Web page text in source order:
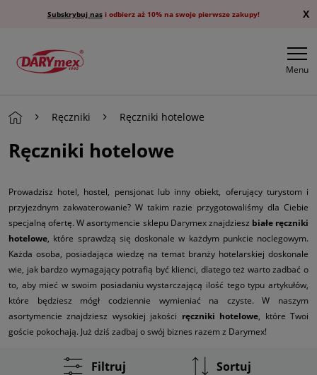
Subskrybuj nasi odbierz aż 10% na swoje pierwsze zakupy! X
Menu
Ręczniki Ręczniki hotelowe
Ręczniki hotelowe
Prowadzisz hotel, hostel, pensjonat lub inny obiekt, oferujący turystom i
przyjezdnym zakwaterowanie? W takim razie przygotowaliśmy dla Ciebie
specjalną ofertę. W asortymencie sklepu Darymex znajdziesz białe ręczniki
hotelowe, które sprawdzą się doskonale w każdym punkcie noclegowym.
Każda osoba, posiadająca wiedzę na temat branży hotelarskiej doskonale
wie, jak bardzo wymagający potrafią być klienci, dlatego też warto zadbać o
to, aby mieć w swoim posiadaniu wystarczającą ilość tego typu artykułów,
które będziesz mógł codziennie wymieniać na czyste. W naszym
asortymencie znajdziesz wysokiej jakości ręczniki hotelowe, które Twoi
goście pokochają. Już dziś zadbaj o swój biznes razem z Darymex!
Filtruj Sortuj